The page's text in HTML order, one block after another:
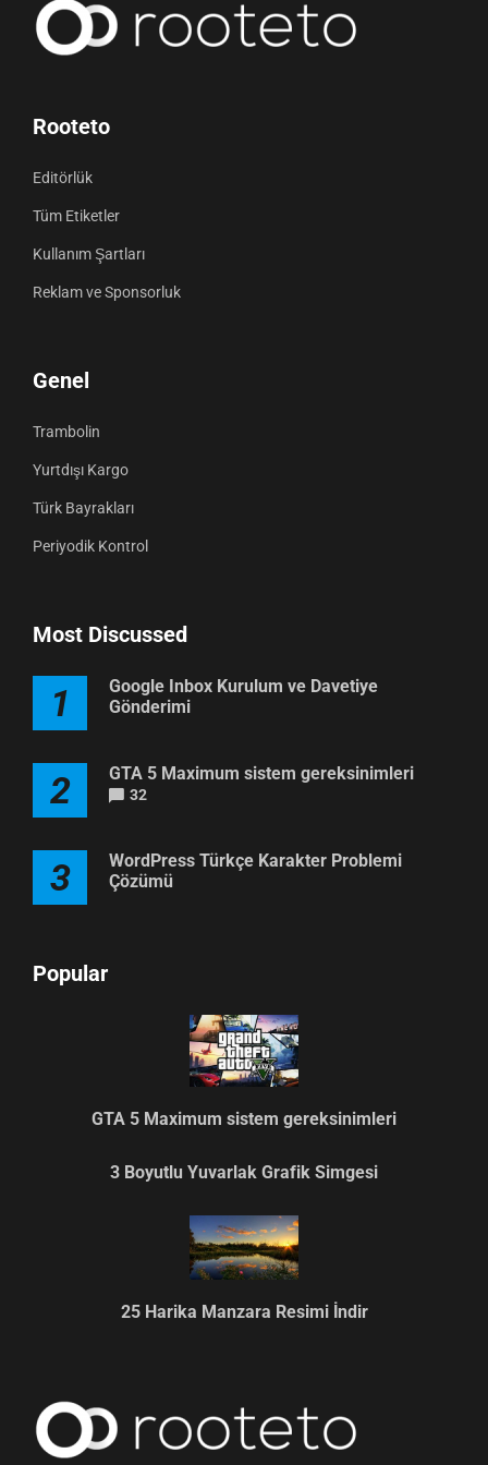
Rooteto
Editörlük
Tüm Etiketler
Kullanım Şartları
Reklam ve Sponsorluk
Genel
Trambolin
Yurtdışı Kargo
Türk Bayrakları
Periyodik Kontrol
Most Discussed
1
Google Inbox Kurulum ve Davetiye
Gönderimi
2 GTA 5 Maximum sistem gereksinimleri
32
3
WordPress Türkçe Karakter Problemi
Çözümü
Popular
GTA 5 Maximum sistem gereksinimleri
3 Boyutlu Yuvarlak Grafik Simgesi
25 Harika Manzara Resimi İndir